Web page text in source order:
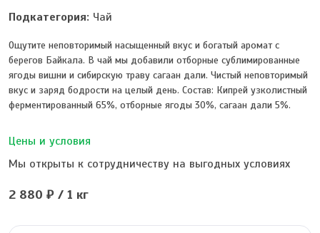
Подкатегория: Чай
Ощутите неповторимый насыщенный вкус и богатый аромат с
берегов Байкала. В чай мы добавили отборные сублимированные
ягоды вишни и сибирскую траву сагаан дали. Чистый неповторимый
вкус и заряд бодрости на целый день. Состав: Кипрей узколистный
ферментированный 65%, отборные ягоды 30%, сагаан дали 5%.
Цены и условия
Мы открыты к сотрудничеству на выгодных условиях
2 880 ₽ / 1 кг